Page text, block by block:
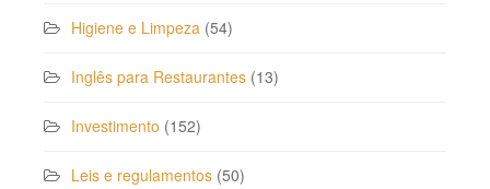
Higiene e Limpeza (54)
Inglês para Restaurantes (13)
Investimento (152)
Leis e regulamentos (50)